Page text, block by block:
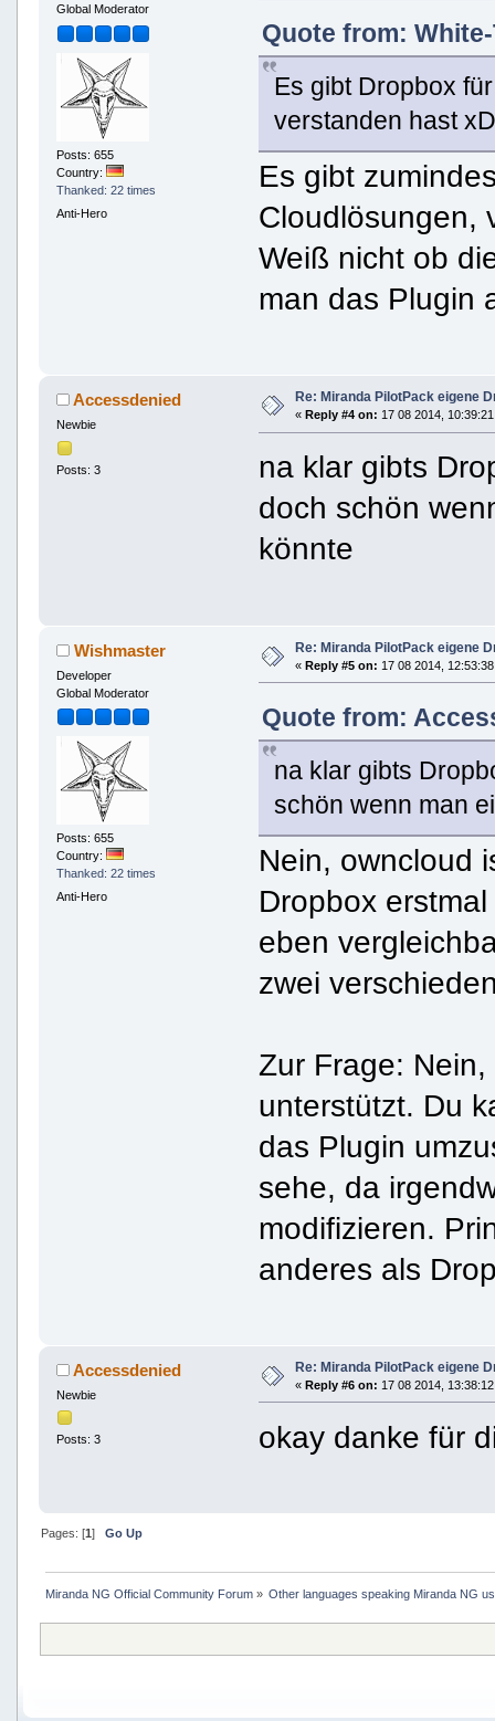
Global Moderator
Posts: 655
Country:
Thanked: 22 times
Anti-Hero
Quote from:
Es gibt Dropbox
verstanden hast
Es gibt
Cloudlösungen,
Weiß nicht ob
man das Plugin
Accessdenied
Newbie
Posts: 3
Re: Miranda PilotPack eigene
« Reply #4 on: 17 08 2014,
na klar gibts
doch schön
könnte
Wishmaster
Developer
Global Moderator
Posts: 655
Country:
Thanked: 22 times
Anti-Hero
Re: Miranda PilotPack eigene
« Reply #5 on: 17 08 2014,
Quote from:
na klar gibts
schön wenn man
Nein, owncloud
Dropbox
eben
zwei
Zur Frage:
unterstützt. Du
das Plugin
sehe, da
modifizieren.
anderes als
Accessdenied
Newbie
Posts: 3
Re: Miranda PilotPack eigene
« Reply #6 on: 17 08 2014,
okay danke für
Pages: [1] Go Up
Miranda NG Official Community Forum» Other languages speaking Miranda NG